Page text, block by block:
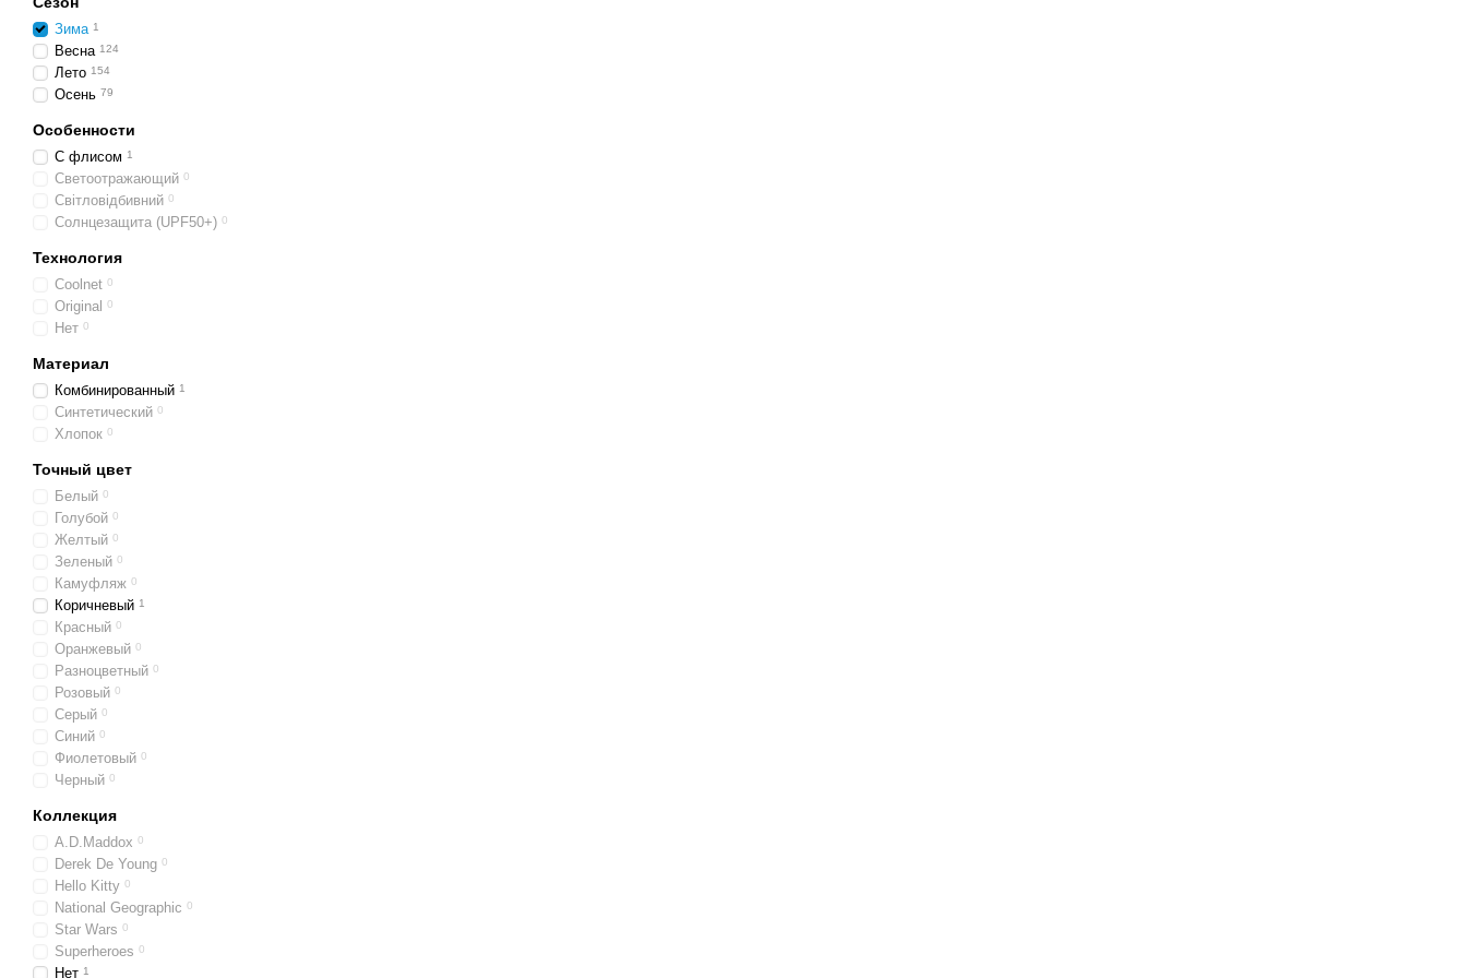
Зима 1
Весна 124
Лето 154
Осень 79
Особенности
С флисом 1
Светоотражающий 0
Світловідбивний 0
Солнцезащита (UPF50+) 0
Технология
Coolnet 0
Original 0
Нет 0
Материал
Комбинированный 1
Синтетический 0
Хлопок 0
Точный цвет
Белый 0
Голубой 0
Желтый 0
Зеленый 0
Камуфляж 0
Коричневый 1
Красный 0
Оранжевый 0
Разноцветный 0
Розовый 0
Серый 0
Синий 0
Фиолетовый 0
Черный 0
Коллекция
A.D.Maddox 0
Derek De Young 0
Hello Kitty 0
National Geographic 0
Star Wars 0
Superheroes 0
Нет 1